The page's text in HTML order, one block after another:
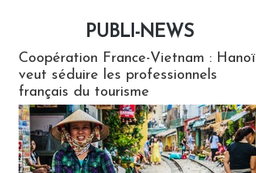
PUBLI-NEWS
Coopération France-Vietnam : Hanoï
veut séduire les professionnels
français du tourisme